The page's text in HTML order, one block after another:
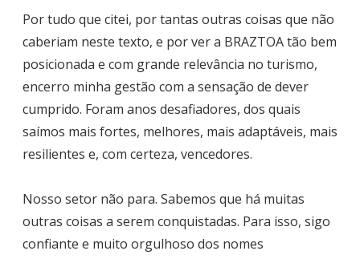
Por tudo que citei, por tantas outras coisas que não
caberiam neste texto, e por ver a BRAZTOA tão bem
posicionada e com grande relevância no turismo,
encerro minha gestão com a sensação de dever
cumprido. Foram anos desafiadores, dos quais
saímos mais fortes, melhores, mais adaptáveis, mais
resilientes e, com certeza, vencedores.
Nosso setor não para. Sabemos que há muitas
outras coisas a serem conquistadas. Para isso, sigo
confiante e muito orgulhoso dos nomes